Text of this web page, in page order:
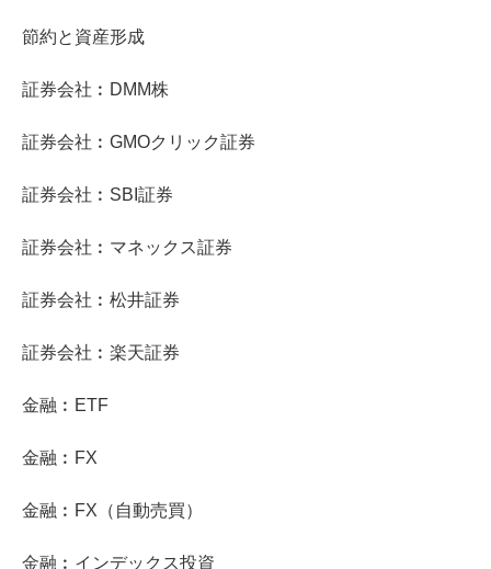
節約と資産形成
証券会社︰DMM株
証券会社︰GMOクリック証券
証券会社︰SBI証券
証券会社︰マネックス証券
証券会社︰松井証券
証券会社︰楽天証券
金融︰ETF
金融︰FX
金融︰FX（自動売買）
金融︰インデックス投資